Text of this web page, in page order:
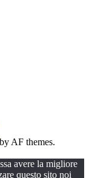
by AF themes.
avere la migliore
questo sito noi